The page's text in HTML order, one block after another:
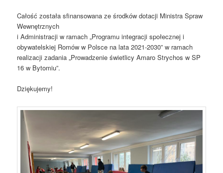
Całość została sfinansowana ze środków dotacji Ministra Spraw
Wewnętrznych
i Administracji w ramach „Programu integracji społecznej i
obywatelskiej Romów w Polsce na lata 2021-2030” w ramach
realizacji zadania „Prowadzenie świetlicy Amaro Strychos w SP
16 w Bytomiu”.
Dziękujemy!